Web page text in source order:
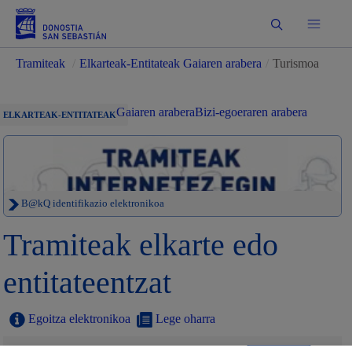
Bilatu
Tramiteak Elkarteak-Entitateak Gaiaren arabera Turismoa
ELKARTEAK-ENTITATEAKGaiaren araberaBizi-egoeraren arabera
B@kQ identifikazio elektronikoa
Tramiteak elkarte edo
entitateentzat
Egoitza elektronikoa Lege oharra